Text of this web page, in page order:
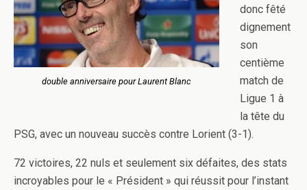
double anniversaire pour Laurent Blanc
donc fêté
dignement
son
centième
match de
Ligue 1 à
la tête du
PSG, avec un nouveau succès contre Lorient (3-1).
72 victoires, 22 nuls et seulement six défaites, des stats
incroyables pour le « Président » qui réussit pour l’instant